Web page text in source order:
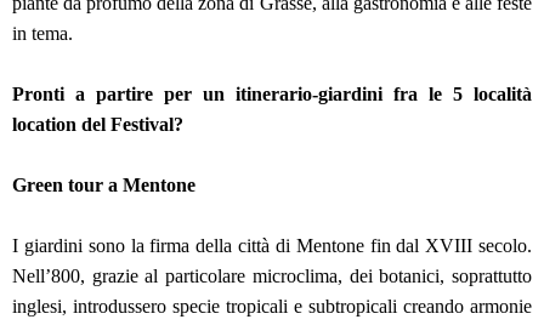
in tema.
Pronti a partire per un itinerario-giardini fra le 5 località
location del Festival?
Green tour a Mentone
I giardini sono la firma della città di Mentone fin dal XVIII secolo.
Nell’800, grazie al particolare microclima, dei botanici, soprattutto
inglesi, introdussero specie tropicali e subtropicali creando armonie